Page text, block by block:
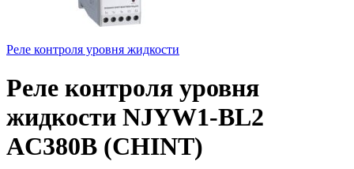
Реле контроля уровня жидкости
Реле контроля уровня
жидкости NJYW1-BL2
AC380В (CHINT)